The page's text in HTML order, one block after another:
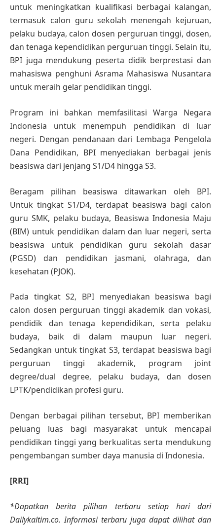
untuk meningkatkan kualifikasi berbagai kalangan,
termasuk calon guru sekolah menengah kejuruan,
pelaku budaya, calon dosen perguruan tinggi, dosen,
dan tenaga kependidikan perguruan tinggi. Selain itu,
BPI juga mendukung peserta didik berprestasi dan
mahasiswa penghuni Asrama Mahasiswa Nusantara
untuk meraih gelar pendidikan tinggi.
Program ini bahkan memfasilitasi Warga Negara
Indonesia untuk menempuh pendidikan di luar
negeri. Dengan pendanaan dari Lembaga Pengelola
Dana Pendidikan, BPI menyediakan berbagai jenis
beasiswa dari jenjang S1/D4 hingga S3.
Beragam pilihan beasiswa ditawarkan oleh BPI.
Untuk tingkat S1/D4, terdapat beasiswa bagi calon
guru SMK, pelaku budaya, Beasiswa Indonesia Maju
(BIM) untuk pendidikan dalam dan luar negeri, serta
beasiswa untuk pendidikan guru sekolah dasar
(PGSD) dan pendidikan jasmani, olahraga, dan
kesehatan (PJOK).
Pada tingkat S2, BPI menyediakan beasiswa bagi
calon dosen perguruan tinggi akademik dan vokasi,
pendidik dan tenaga kependidikan, serta pelaku
budaya, baik di dalam maupun luar negeri.
Sedangkan untuk tingkat S3, terdapat beasiswa bagi
perguruan tinggi akademik, program joint
degree/dual degree, pelaku budaya, dan dosen
LPTK/pendidikan profesi guru.
Dengan berbagai pilihan tersebut, BPI memberikan
peluang luas bagi masyarakat untuk mencapai
pendidikan tinggi yang berkualitas serta mendukung
pengembangan sumber daya manusia di Indonesia.
[RRI]
*Dapatkan berita pilihan terbaru setiap hari dari
Dailykaltim.co. Informasi terbaru juga dapat dilihat dan